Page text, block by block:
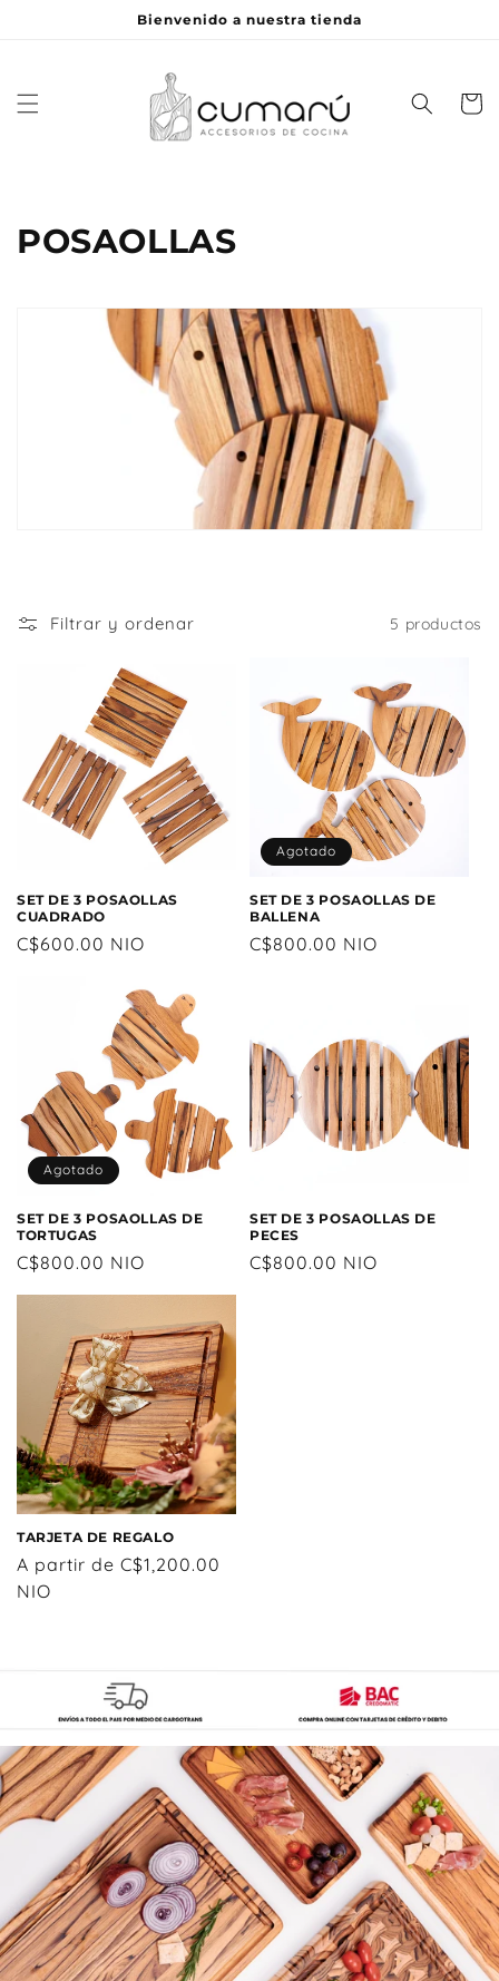
Bienvenido a nuestra tienda
Carrito
C
:
POSAOLLAS
Filtrar y ordenar 5 productos
SET DE 3 POSAOLLAS
CUADRADO
Precio
C$600.00 NIO
Agotado
SET DE 3 POSAOLLAS DE
BALLENA
Precio
C$800.00 NIO
Agotado
SET DE 3 POSAOLLAS DE
TORTUGAS
Precio
habitual
C$800.00 NIO
SET DE 3 POSAOLLAS DE
PECES
Precio
C$800.00 NIO
TARJETA DE REGALO
Precio
habitual
A partir de C$1,200.00
NIO